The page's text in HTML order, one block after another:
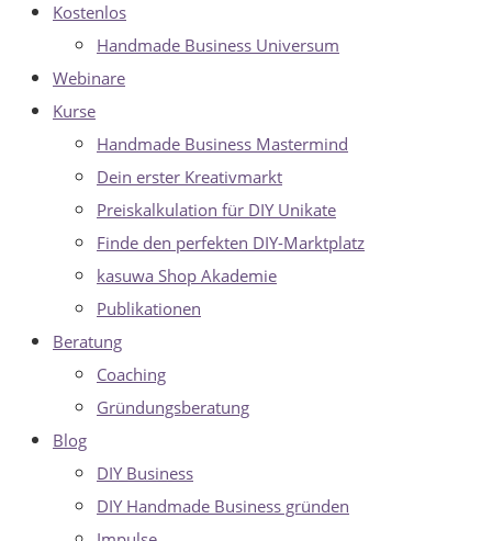
Kostenlos
Handmade Business Universum
Webinare
Kurse
Handmade Business Mastermind
Dein erster Kreativmarkt
Preiskalkulation für DIY Unikate
Finde den perfekten DIY-Marktplatz
kasuwa Shop Akademie
Publikationen
Beratung
Coaching
Gründungsberatung
Blog
DIY Business
DIY Handmade Business gründen